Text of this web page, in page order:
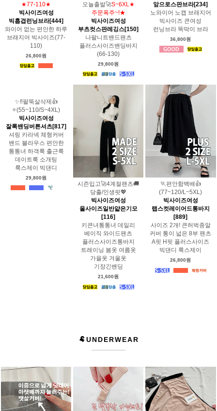
★77-110★
빅사이즈여성
빅홉겹런닝브라[444]
와이어 없는 편안한 하루
브래지어 빅사이즈(77-
110)
26,800원
오늘출발🚀S~6XL★
주문폭주~!★
빅사이즈여성
부츠컷스판레깅스[150]
나팔니트밴드팬츠
플러스사이즈밴딩바지
(66-130)
29,800원
앞으로스판브라[234]
노와이어 노캡 브래지어
빅사이즈 큰여성
런닝브라 똑딱이 브라
36,800원
✨‼️팔뚝살삭제👍
⭐️(55~110/S~4XL)
빅사이즈여성
잘록밴딩버튼셔츠[817]
셔링 카라넥 체형커버
밴드 블라우스 편안한
통통녀 하객룩 출근룩
데이트룩 소개팅
룩스제이 빅댄디
29,800원
시즌입고🚀4계절팬츠🚚
당출/인생핏💖
빅사이즈여성
올사이즈일반얇은기모
[116]
키큰녀통통녀 데일리
베이직 와이드팬츠
플러스사이즈통바지
트레이닝 봄옷 여름옷
가을옷 겨울옷
기장긴밴딩
21,600원
🏃편안함백배👍
(77~120/L~5XL)
빅사이즈여성
랩스컷레이어드통바지
[889]
사이즈 2개! 큰허벅종알
커버 통이 넓은 8부 팬츠
A핏 H핏 플러스사이즈
빅댄디 룩스제이
26,800원
🐏UNDERWEAR